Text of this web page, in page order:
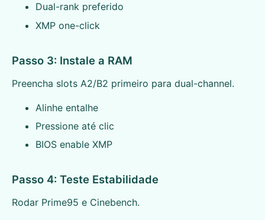
Dual-rank preferido
XMP one-click
Passo 3: Instale a RAM
Preencha slots A2/B2 primeiro para dual-channel.
Alinhe entalhe
Pressione até clic
BIOS enable XMP
Passo 4: Teste Estabilidade
Rodar Prime95 e Cinebench.